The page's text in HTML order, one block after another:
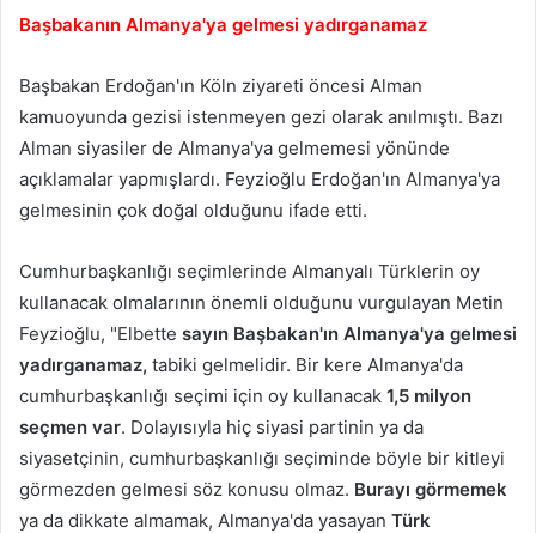
Başbakanın Almanya'ya gelmesi yadırganamaz
Başbakan Erdoğan'ın Köln ziyareti öncesi Alman
kamuoyunda gezisi istenmeyen gezi olarak anılmıştı. Bazı
Alman siyasiler de Almanya'ya gelmemesi yönünde
açıklamalar yapmışlardı. Feyzioğlu Erdoğan'ın Almanya'ya
gelmesinin çok doğal olduğunu ifade etti.
Cumhurbaşkanlığı seçimlerinde Almanyalı Türklerin oy
kullanacak olmalarının önemli olduğunu vurgulayan Metin
Feyzioğlu, "Elbette sayın Başbakan'ın Almanya'ya gelmesi
yadırganamaz, tabiki gelmelidir. Bir kere Almanya'da
cumhurbaşkanlığı seçimi için oy kullanacak 1,5 milyon
seçmen var. Dolayısıyla hiç siyasi partinin ya da
siyasetçinin, cumhurbaşkanlığı seçiminde böyle bir kitleyi
görmezden gelmesi söz konusu olmaz. Burayı görmemek
ya da dikkate almamak, Almanya'da yasayan Türk